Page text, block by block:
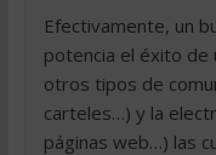
Efectivamente, un
potencia el éxito de
otros tipos de
carteles…) y la
páginas web…) las